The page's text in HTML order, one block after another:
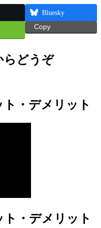
Bluesky
Copy
らどうぞ
・デメリット
・デメリット